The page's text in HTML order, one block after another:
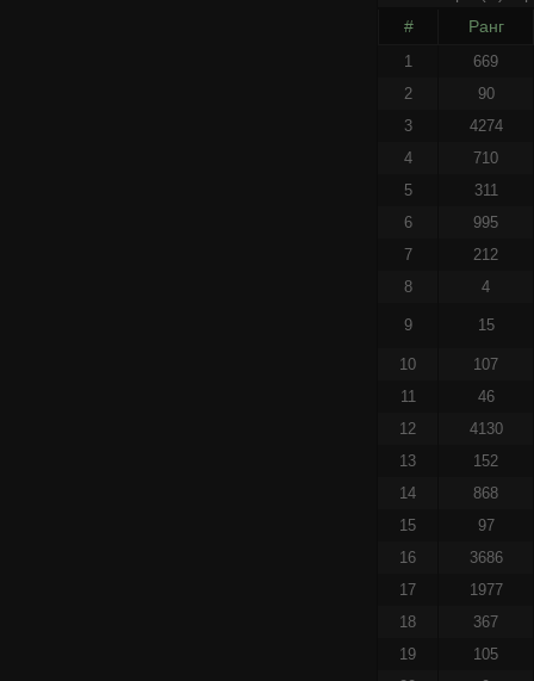
#
Ранг
1
669
2
90
3
4274
4
710
5
311
6
995
7
212
8
4
9 15
10
107
11
46
12
4130
13
152
14
868
15
97
16
3686
17
1977
18
367
19
105